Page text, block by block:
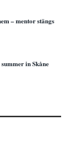
– mentor stängs
in Skåne